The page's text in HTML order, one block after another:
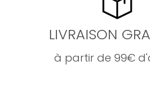
LIVRAISON
à partir de 99€